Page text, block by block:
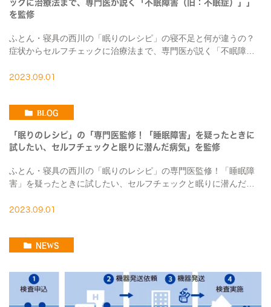
ックに治療法まで、専門医が説く「不眠障害（旧：不眠症）」」
を監修
ふとん・寝具の西川の「眠りのレシピ」の寝不足と何が違うの？
症状からセルフチェックに治療法まで、専門医が説く「不眠障害
があり、ふとんやベッドに入って眠れる環境に […]
2023.09.01
BLOG
「眠りのレシピ」の「専門医監修！「睡眠障害」を疑ったときに
試したい、セルフチェックと眠りに潜んだ病気」を監修
ふとん・寝具の西川の「眠りのレシピ」の専門医監修！「睡眠障
害」を疑ったときに試したい、セルフチェックと眠りに潜んだ病
のでは、睡眠障害は大分類で７項目、詳 […]
2023.09.01
NEWS